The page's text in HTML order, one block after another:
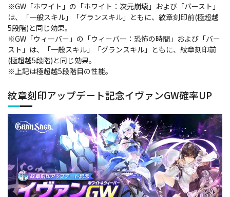
※GW「ホワイト」の「ホワイト：次元崩壊」および「バースト」
は、「一般スキル」「グランスキル」ともに、紋章刻印前(極超越
5段階)と同じ効果。
※GW「ウィーバー」の「ウィーバー：恐怖の時間」および「バー
スト」は、「一般スキル」「グランスキル」ともに、紋章刻印前
(極超越5段階)と同じ効果。
※上記は極超越5段階目の性能。
紋章刻印アップデート記念イヴァンGW確率UP